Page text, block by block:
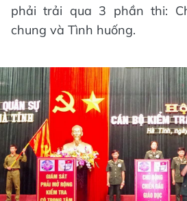
phải trải qua 3 phần thi:
chung và Tình huống.